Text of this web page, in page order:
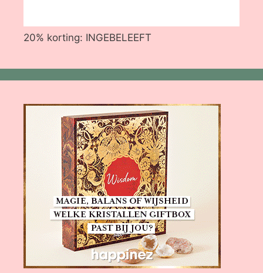
20% korting: INGEBELEEFT